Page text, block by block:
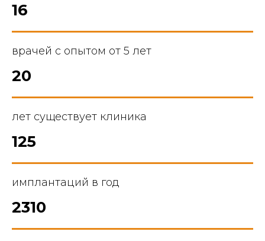
16
врачей с опытом от 5 лет
20
лет существует клиника
125
имплантаций в год
2310